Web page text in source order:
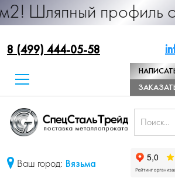
профиль от 25
8 (499) 444-05-58
ЗВОНОК
Ваш город: Вязьма